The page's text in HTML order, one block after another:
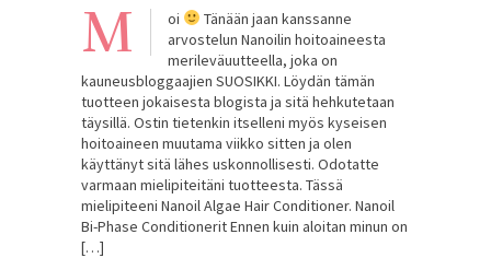
M oi
Tänään jaan kanssanne
arvostelun Nanoilin hoitoaineesta
merileväuutteella, joka on
kauneusbloggaajien SUOSIKKI. Löydän tämän
tuotteen jokaisesta blogista ja sitä hehkutetaan
täysillä. Ostin tietenkin itselleni myös kyseisen
hoitoaineen muutama viikko sitten ja olen
käyttänyt sitä lähes uskonnollisesti. Odotatte
varmaan mielipiteitäni tuotteesta. Tässä
mielipiteeni Nanoil Algae Hair Conditioner. Nanoil
Bi-Phase Conditionerit Ennen kuin aloitan minun on
[…]